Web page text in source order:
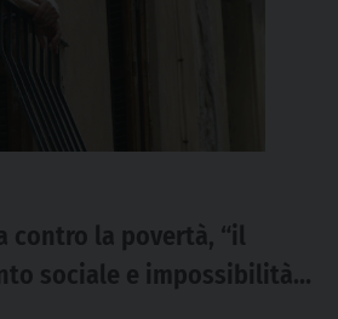
contro la povertà, “il
sociale e impossibilità